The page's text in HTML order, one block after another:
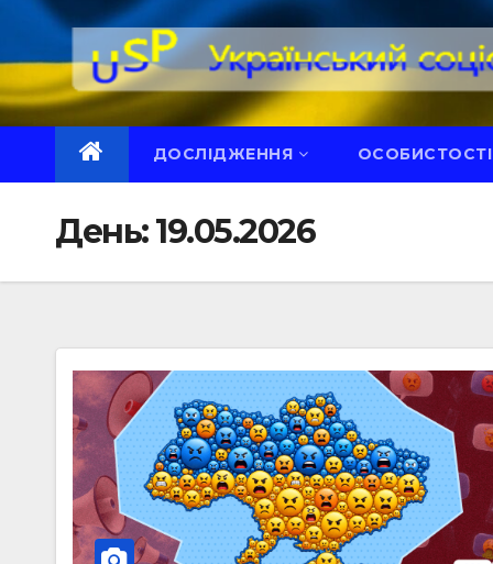
Перейти
вмісту
ДОСЛІДЖЕННЯ ОСОБИСТОСТІ
День:19.05.2026